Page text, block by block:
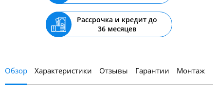
Рассрочка и кредит до
36 месяцев
Обзор Характеристики Отзывы Гарантии Монтаж